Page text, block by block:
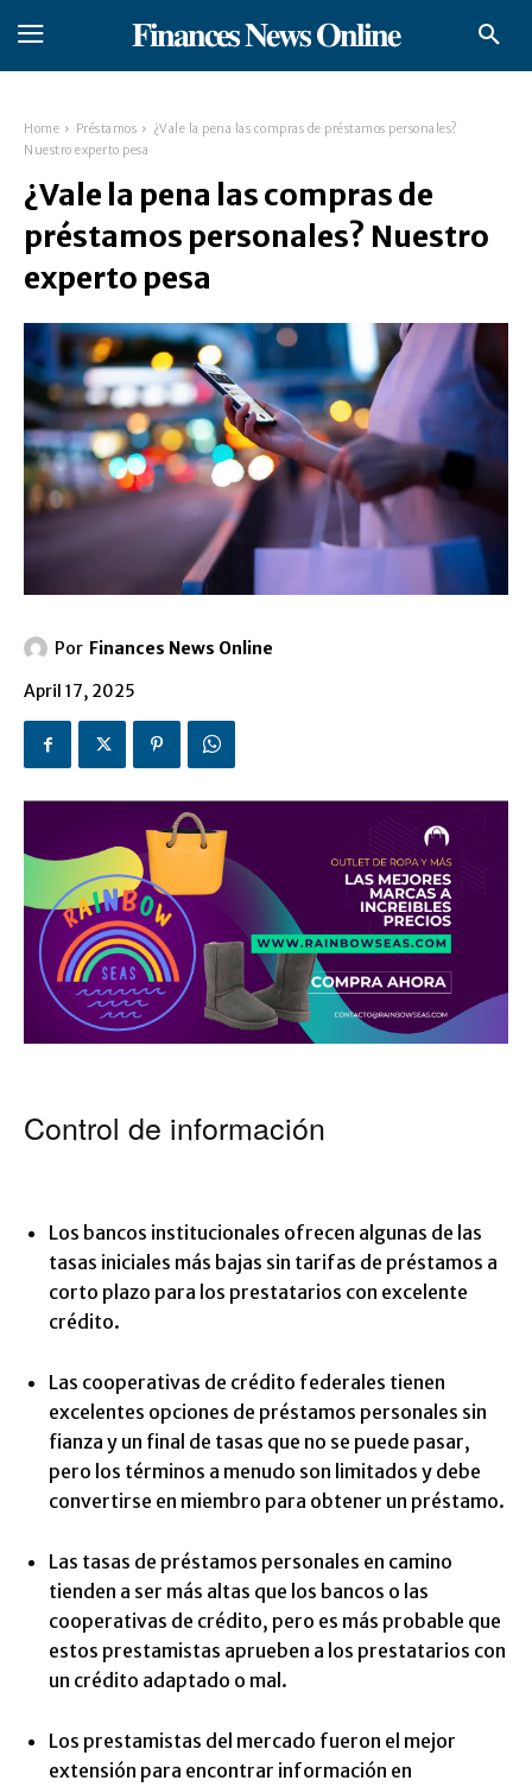
𝐅𝐢𝐧𝐚𝐧𝐜𝐞𝐬 𝐍𝐞𝐰𝐬 𝐎𝐧𝐥𝐢𝐧𝐞
Home Préstamos
¿Vale la pena las compras de préstamos personales?
Nuestro experto pesa
¿Vale la pena las compras de
préstamos personales? Nuestro
experto pesa
Por Finances News Online
April 17, 2025
Control de información
Los bancos institucionales ofrecen algunas de las
tasas iniciales más bajas sin tarifas de préstamos a
corto plazo para los prestatarios con excelente
crédito.
Las cooperativas de crédito federales tienen
excelentes opciones de préstamos personales sin
fianza y un final de tasas que no se puede pasar,
pero los términos a menudo son limitados y debe
convertirse en miembro para obtener un préstamo.
Las tasas de préstamos personales en camino
tienden a ser más altas que los bancos o las
cooperativas de crédito, pero es más probable que
estos prestamistas aprueben a los prestatarios con
un crédito adaptado o mal.
Los prestamistas del mercado fueron el mejor
extensión para encontrar información en